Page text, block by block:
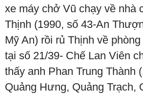
xe máy chở Vũ chạy về nhà
Thịnh (1990, số 43-An
Mỹ An) rồi rủ Thịnh về
tại số 21/39- Chế Lan Viên
thấy anh Phan Trung Thành
Quảng Hưng, Quảng Trạch,